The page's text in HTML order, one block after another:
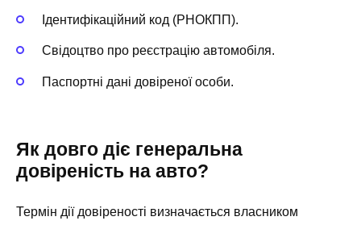
Ідентифікаційний код (РНОКПП).
Свідоцтво про реєстрацію автомобіля.
Паспортні дані довіреної особи.
Як довго діє генеральна
довіреність на авто?
Термін дії довіреності визначається власником